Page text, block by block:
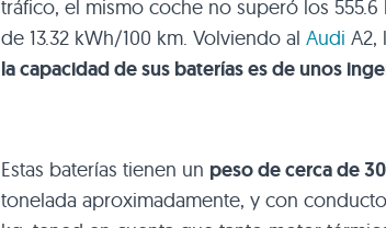
tráfico, el mismo coche no superó los
de 13.32 kWh/100 km. Volviendo al Audi A2,
la capacidad de sus baterías es de unos
Estas baterías tienen un peso de cerca de
tonelada aproximadamente, y con